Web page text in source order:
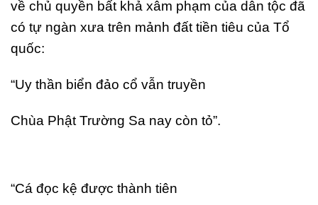
về chủ quyền bất khả xâm phạm của dân tộc đã
có tự ngàn xưa trên mảnh đất tiền tiêu của Tổ
quốc:
“Uy thần biển đảo cổ vẫn truyền
Chùa Phật Trường Sa nay còn tỏ”.
“Cá đọc kệ được thành tiên